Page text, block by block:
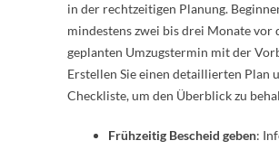
in der rechtzeitigen Planung.
mindestens zwei bis drei Monate vor
geplanten Umzugstermin mit der
Erstellen Sie einen detaillierten Plan
Checkliste, um den Überblick zu
Frühzeitig Bescheid geben: